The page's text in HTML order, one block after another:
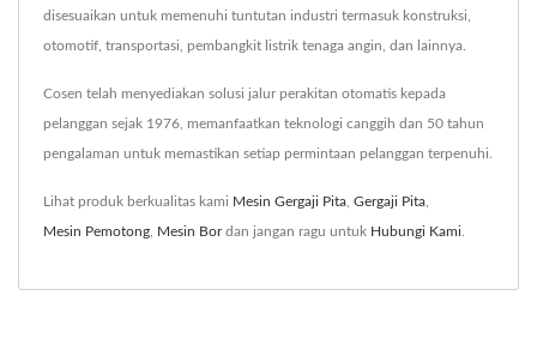
disesuaikan untuk memenuhi tuntutan industri termasuk konstruksi,
otomotif, transportasi, pembangkit listrik tenaga angin, dan lainnya.
Cosen telah menyediakan solusi jalur perakitan otomatis kepada
pelanggan sejak 1976, memanfaatkan teknologi canggih dan 50 tahun
pengalaman untuk memastikan setiap permintaan pelanggan terpenuhi.
Lihat produk berkualitas kami Mesin Gergaji Pita Gergaji Pita
Mesin Pemotong Mesin Bordan jangan ragu untuk Hubungi Kami